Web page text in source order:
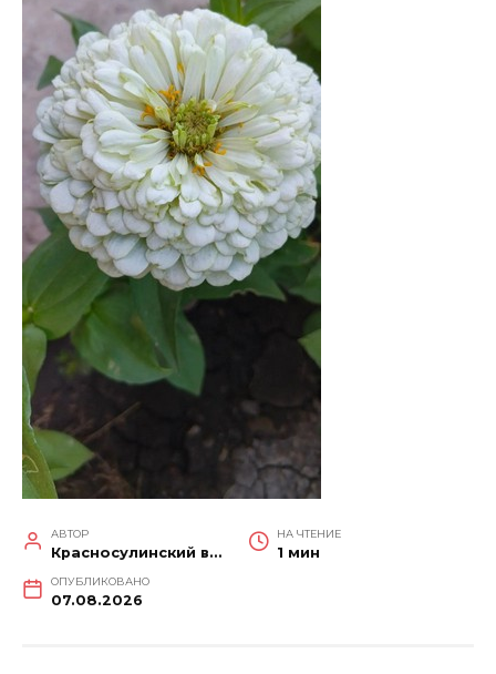
АВТОР
Красносулинский вестник
НА ЧТЕНИЕ
1 мин
ОПУБЛИКОВАНО
07.08.2026